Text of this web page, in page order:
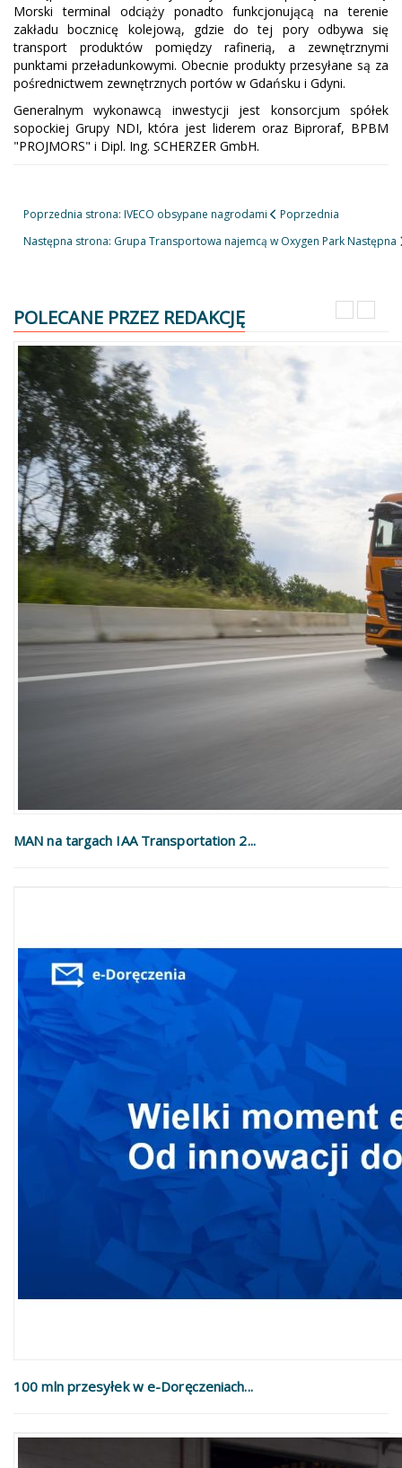
Morski terminal odciąży ponadto funkcjonującą na terenie
zakładu bocznicę kolejową, gdzie do tej pory odbywa się
transport produktów pomiędzy rafinerią, a zewnętrznymi
punktami przeładunkowymi. Obecnie produkty przesyłane są za
pośrednictwem zewnętrznych portów w Gdańsku i Gdyni.
Generalnym wykonawcą inwestycji jest konsorcjum spółek
sopockiej Grupy NDI, która jest liderem oraz Biproraf, BPBM
"PROJMORS" i Dipl. Ing. SCHERZER GmbH.
Poprzednia strona: IVECO obsypane nagrodami
Poprzednia
Następna strona: Grupa Transportowa najemcą w Oxygen ParkNastępna
POLECANE PRZEZ REDAKCJĘ
MAN na targach IAA Transportation 2...
100 mln przesyłek w e-Doręczeniach...